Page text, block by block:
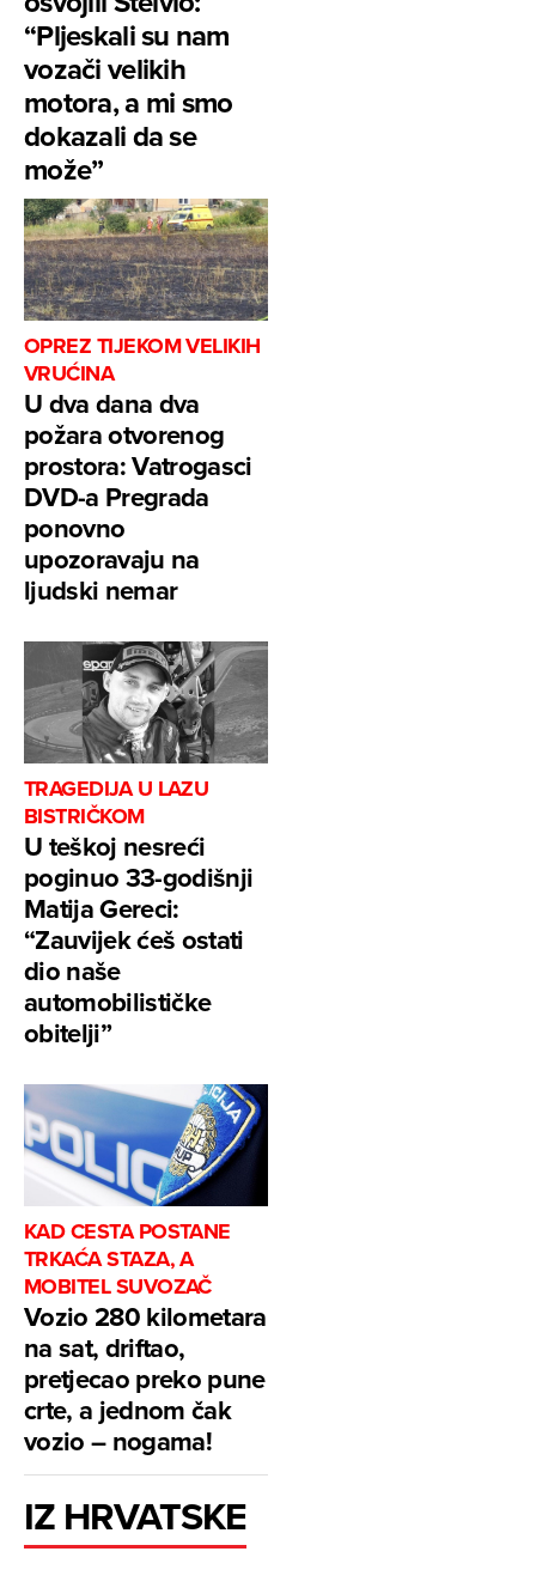
“Pljeskali su nam
vozači velikih
motora, a mi smo
dokazali da se
može”
OPREZ TIJEKOM VELIKIH
VRUĆINA
U dva dana dva
požara otvorenog
prostora: Vatrogasci
DVD-a Pregrada
ponovno
upozoravaju na
ljudski nemar
TRAGEDIJA U LAZU
BISTRIČKOM
U teškoj nesreći
poginuo 33-godišnji
Matija Gereci:
“Zauvijek ćeš ostati
dio naše
automobilističke
obitelji”
KAD CESTA POSTANE
TRKAĆA STAZA, A
MOBITEL SUVOZAČ
Vozio 280 kilometara
na sat, driftao,
pretjecao preko pune
crte, a jednom čak
vozio – nogama!
IZ HRVATSKE